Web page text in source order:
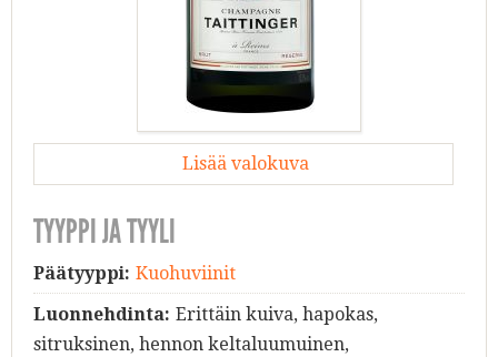
Lisää valokuva
TYYPPI JA TYYLI
Päätyyppi: Kuohuviinit
Luonnehdinta: Erittäin kuiva, hapokas,
sitruksinen, hennon keltaluumuinen,